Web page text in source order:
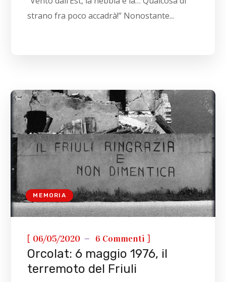
strano fra poco accadrà!” Nonostante...
MEMORIA
[ 06/05/2020 6 Commenti ]
Orcolat: 6 maggio 1976, il
terremoto del Friuli